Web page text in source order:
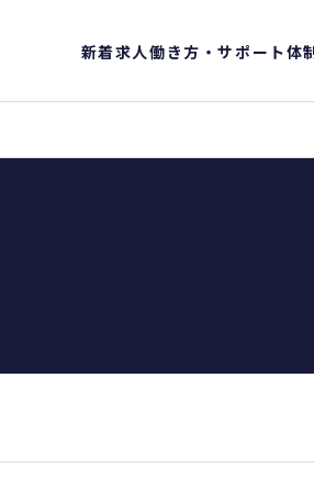
新着求人働き方・サポート体